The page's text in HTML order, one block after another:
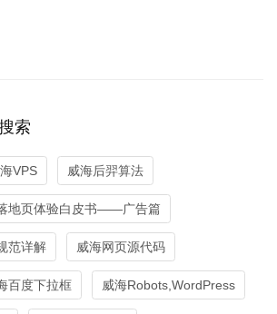
索
VPS 威海后羿算法
地页体验白皮书——广告篇
范详解 威海网页源代码
百度下拉框 威海Robots,WordPress